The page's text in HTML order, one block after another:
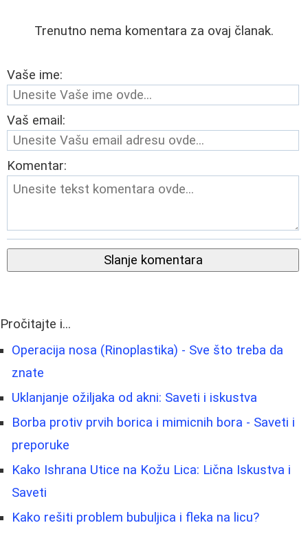
Trenutno nema komentara za ovaj članak.
Vaše ime:
Vaš email:
Komentar:
Slanje komentara
Pročitajte i...
Operacija nosa (Rinoplastika) - Sve što treba da
znate
Uklanjanje ožiljaka od akni: Saveti i iskustva
Borba protiv prvih borica i mimicnih bora - Saveti i
preporuke
Kako Ishrana Utice na Kožu Lica: Lična Iskustva i
Saveti
Kako rešiti problem bubuljica i fleka na licu?